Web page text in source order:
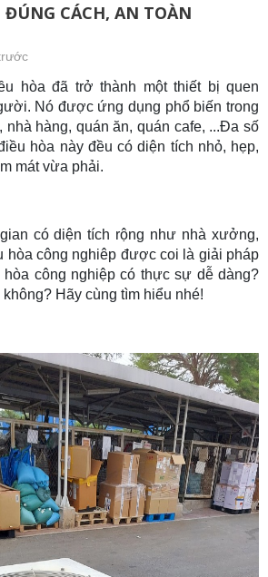
ĐÚNG CÁCH, AN TOÀN
hòa đã trở thành một thiết bị quen
Nó được ứng dụng phổ biến trong
nhà hàng, quán ăn, quán cafe, ...Đa số
hòa này đều có diện tích nhỏ, hẹp,
mát vừa phải.
có diện tích rộng như nhà xưởng,
hòa công nghiêp được coi là giải pháp
công nghiệp có thực sự dễ dàng?
Hãy cùng tìm hiểu nhé!